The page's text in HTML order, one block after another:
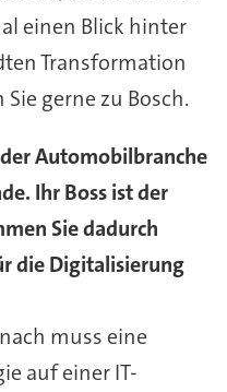
einen Blick hinter
Transformation
gerne zu Bosch.
Automobilbranche
Ihr Boss ist der
Sie dadurch
die Digitalisierung
muss eine
auf einer IT-